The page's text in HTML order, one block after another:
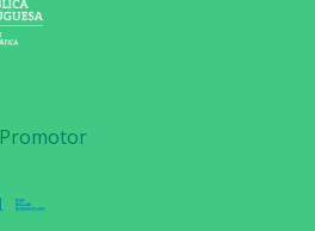
Promotor